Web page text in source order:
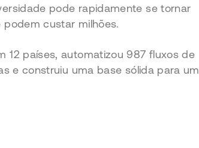
pode rapidamente se tornar
custar milhões.
12 países, automatizou 987 fluxos de
e construiu uma base sólida para um